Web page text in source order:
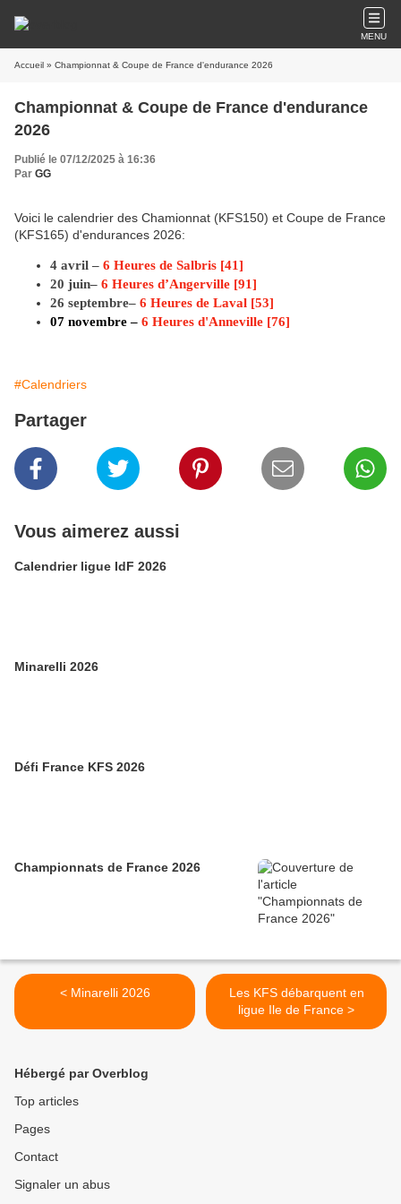
MENU
Accueil » Championnat & Coupe de France d'endurance 2026
Championnat & Coupe de France d'endurance
2026
Publié le 07/12/2025 à 16:36
Par GG
Voici le calendrier des Chamionnat (KFS150) et Coupe de France
(KFS165) d'endurances 2026:
4 avril – 6 Heures de Salbris [41]
20 juin– 6 Heures d’Angerville [91]
26 septembre– 6 Heures de Laval [53]
07 novembre – 6 Heures d'Anneville [76]
#Calendriers
Partager
Vous aimerez aussi
Calendrier ligue IdF 2026
Minarelli 2026
Défi France KFS 2026
Championnats de France 2026
< Minarelli 2026
Les KFS débarquent en
ligue Ile de France >
Hébergé par Overblog
Top articles
Pages
Contact
Signaler un abus